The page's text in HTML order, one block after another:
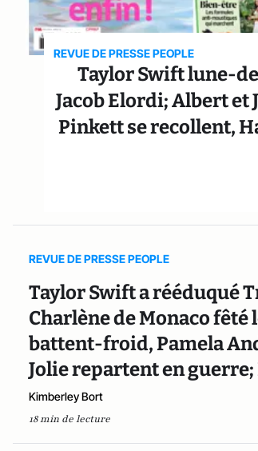
REVUE DE PRESSE PEOPLE
Taylor Swift lune-
Jacob Elordi; Albert et
Pinkett se recollent,
REVUE DE PRESSE PEOPLE
Taylor Swift a rééduqué
Charlène de Monaco fêté
battent-froid, Pamela
Jolie repartent en
Kimberley Bort
18 min de lecture